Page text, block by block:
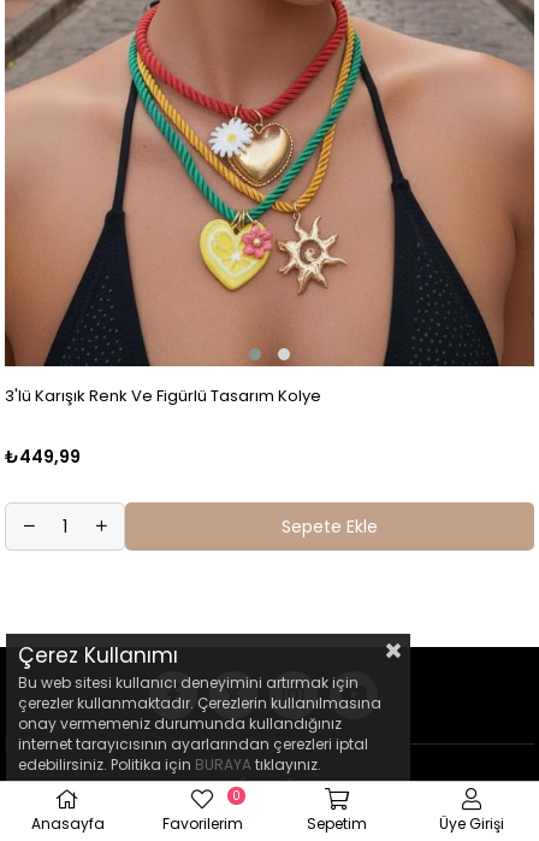
3'lü Karışık Renk Ve Figürlü Tasarım Kolye
₺449,99
Sepete Ekle
Çerez Kullanımı
Bu web sitesi kullanıcı deneyimini artırmak için
çerezler kullanmaktadır. Çerezlerin kullanılmasına
onay vermemeniz durumunda kullandığınız
internet tarayıcısının ayarlarından çerezleri iptal
edebilirsiniz. Politika için BURAYAtıklayınız.
Anasayfa Favorilerim
0
Sepetim Üye Girişi